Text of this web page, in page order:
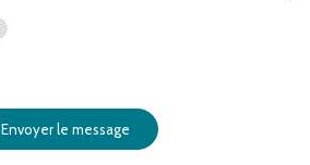
Envoyer le message